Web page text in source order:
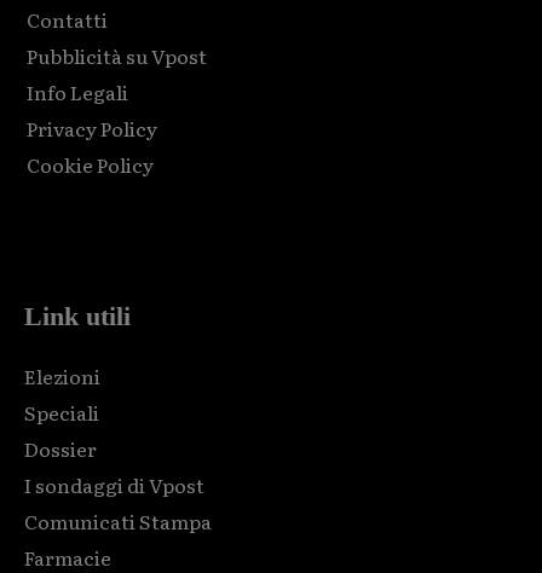
Contatti
Pubblicità su Vpost
Info Legali
Privacy Policy
Cookie Policy
Link utili
Elezioni
Speciali
Dossier
I sondaggi di Vpost
Comunicati Stampa
Farmacie